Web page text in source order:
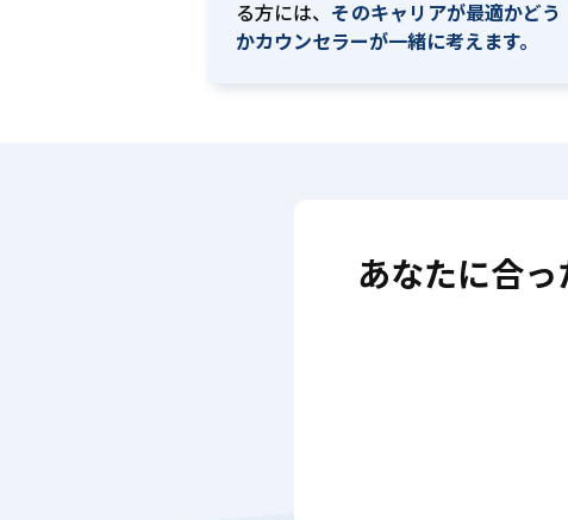
る方には、 そのキャリアが最適かどう
かカウンセラーが一緒に考えます。
あなたに合っ